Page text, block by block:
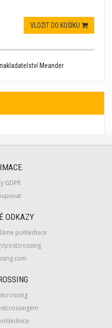
VLOŽIT DO KOŠÍKU
Meander
GDPR
ODKAZY
pohlednice
postcrossing